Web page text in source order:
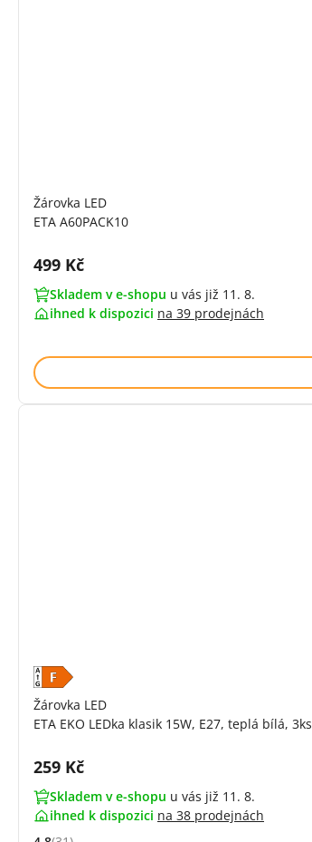
Žárovka LED
ETA A60PACK10
Cena s DPH:
499 Kč
Skladem v e-shopu u vás již 11. 8.
ihned k dispozici na 39 prodejnách
Žárovka LED
ETA EKO LEDka klasik 15W, E27, teplá bílá, 3ks
Cena s DPH:
259 Kč
Skladem v e-shopu u vás již 11. 8.
ihned k dispozici na 38 prodejnách